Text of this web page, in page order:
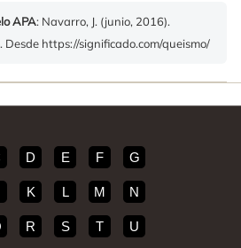
APA: Navarro, J. (junio, 2016).
Desde https://significado.com/queismo/
D E F G
K L M N
R S T U